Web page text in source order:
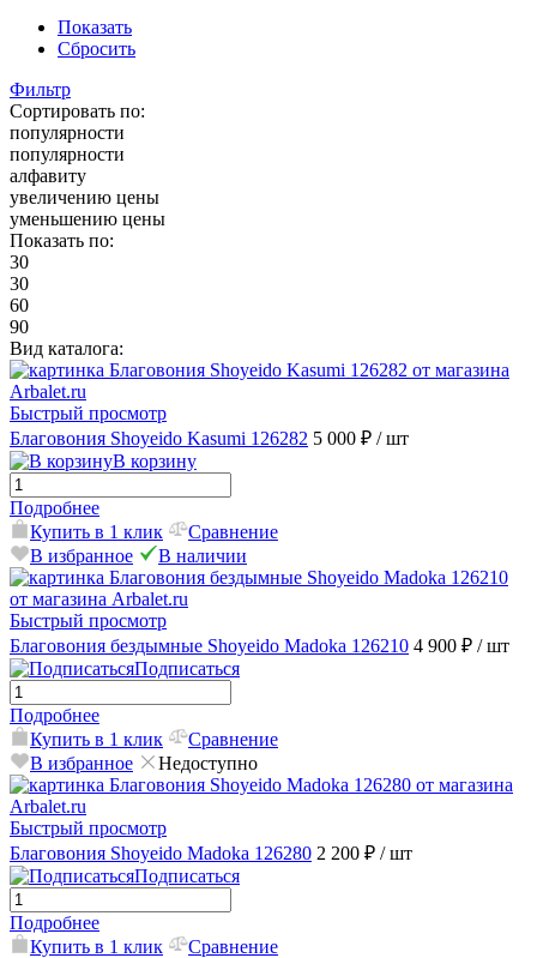
Показать
Сбросить
Фильтр
Сортировать по:
популярности
популярности
алфавиту
увеличению цены
уменьшению цены
Показать по:
30
30
60
90
Вид каталога:
Быстрый просмотр
Благовония Shoyeido Kasumi 126282 5 000 ₽ / шт
В корзину
Подробнее
Купить в 1 клик
Сравнение
В избранное
В наличии
Быстрый просмотр
Благовония бездымные Shoyeido Madoka 126210 4 900 ₽ / шт
Подписаться
Подробнее
Купить в 1 клик
Сравнение
В избранное
Недоступно
Быстрый просмотр
Благовония Shoyeido Madoka 126280 2 200 ₽ / шт
Подписаться
Подробнее
Купить в 1 клик
Сравнение